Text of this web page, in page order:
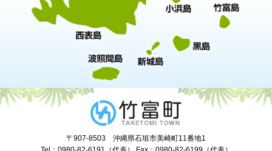
〒907-8503 沖縄県石垣市美崎町11番地1